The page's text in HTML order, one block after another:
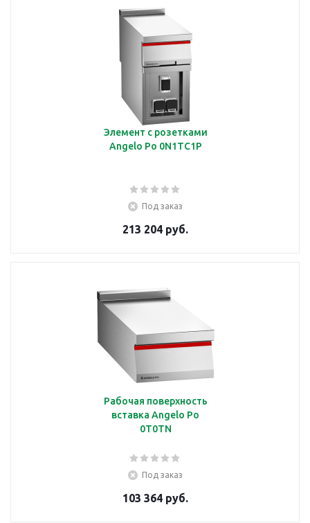
Элемент с розетками
Angelo Po 0N1TC1P
Под заказ
213 204 руб.
Рабочая поверхность
вставка Angelo Po
0T0TN
Под заказ
103 364 руб.